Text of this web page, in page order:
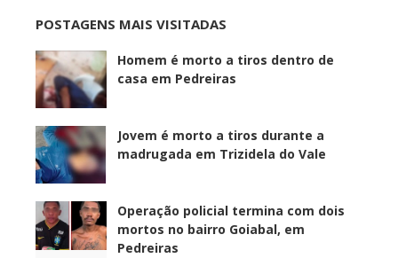
POSTAGENS MAIS VISITADAS
Homem é morto a tiros dentro de
casa em Pedreiras
Jovem é morto a tiros durante a
madrugada em Trizidela do Vale
Operação policial termina com dois
mortos no bairro Goiabal, em
Pedreiras